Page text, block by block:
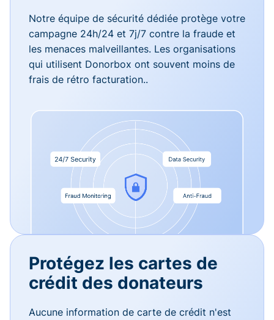
Notre équipe de sécurité dédiée protège votre
campagne 24h/24 et 7j/7 contre la fraude et
les menaces malveillantes. Les organisations
qui utilisent Donorbox ont souvent moins de
frais de rétro facturation..
Protégez les cartes de
crédit des donateurs
Aucune information de carte de crédit n'est